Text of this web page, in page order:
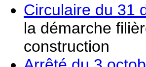
Circulaire du 31
la démarche
construction